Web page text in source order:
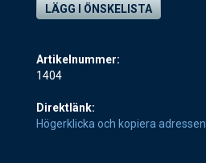
LÄGG I ÖNSKELISTA
Artikelnummer:
1404
Direktlänk:
Högerklicka och kopiera adressen